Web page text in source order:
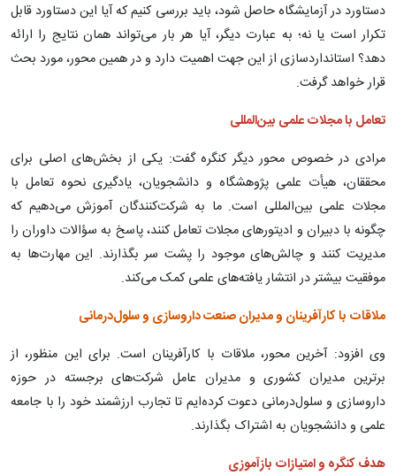
دستاورد در آزمایشگاه حاصل شود، باید بررسی کنیم که آیا این دستاورد قابل
تکرار است یا نه؛ به عبارت دیگر، آیا هر بار می‌تواند همان نتایج را ارائه
دهد؟ استانداردسازی از این جهت اهمیت دارد و در همین محور، مورد بحث
قرار خواهد گرفت.
تعامل با مجلات علمی بین‌المللی
مرادی در خصوص محور دیگر کنگره گفت: یکی از بخش‌های اصلی برای
محققان، هیأت علمی پژوهشگاه و دانشجویان، یادگیری نحوه تعامل با
مجلات علمی بین‌المللی است. ما به شرکت‌کنندگان آموزش می‌دهیم که
چگونه با دبیران و ادیتورهای مجلات تعامل کنند، پاسخ به سؤالات داوران را
مدیریت کنند و چالش‌های موجود را پشت سر بگذارند. این مهارت‌ها به
موفقیت بیشتر در انتشار یافته‌های علمی کمک می‌کند.
ملاقات با کارآفرینان و مدیران صنعت داروسازی و سلول‌درمانی
وی افزود: آخرین محور، ملاقات با کارآفرینان است. برای این منظور، از
برترین مدیران کشوری و مدیران عامل شرکت‌های برجسته در حوزه
داروسازی و سلول‌درمانی دعوت کرده‌ایم تا تجارب ارزشمند خود را با جامعه
علمی و دانشجویان به اشتراک بگذارند.
هدف کنگره و امتیازات بازآموزی